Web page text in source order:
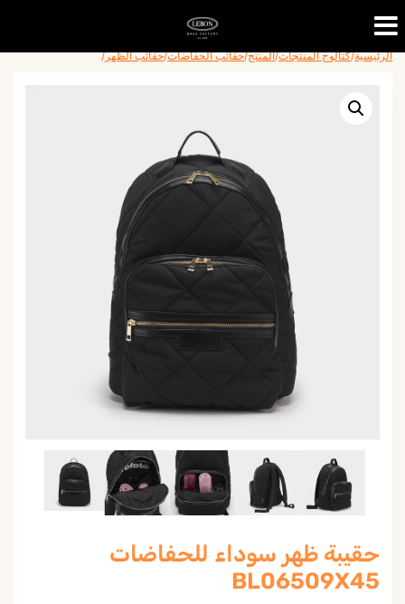
Skip
content
الرئيسية/كتالوج المنتجات/المنتج/حقائب الحفاضات/حقائب الظهر/
حقيبة ظهر سوداء للحفاضات
BL06509X45